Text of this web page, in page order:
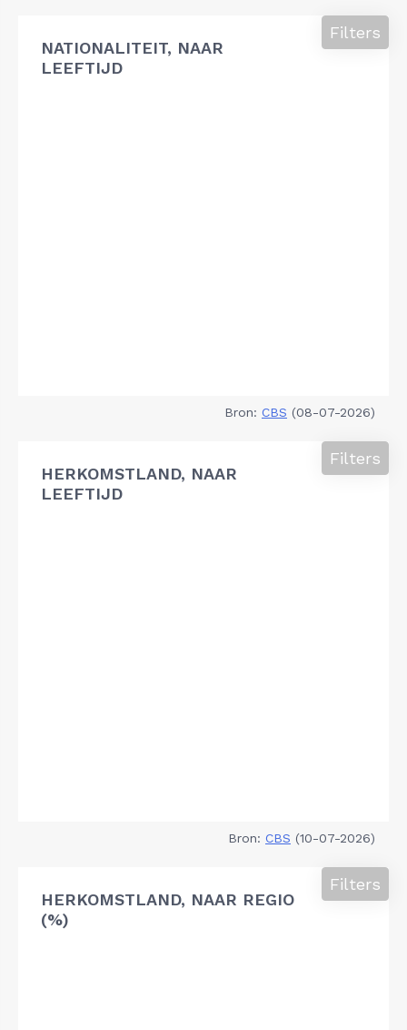
NATIONALITEIT, NAAR
LEEFTIJD
Filters
Bron: CBS (08-07-2026)
HERKOMSTLAND, NAAR
LEEFTIJD
Filters
Bron: CBS (10-07-2026)
HERKOMSTLAND, NAAR REGIO
(%)
Filters